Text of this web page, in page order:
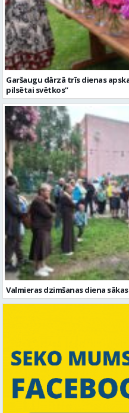
Garšaugu dārzā trīs dienas
pilsētai svētkos”
Valmieras dzimšanas diena